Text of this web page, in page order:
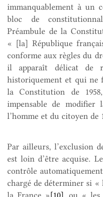
immanquablement à un
bloc de
Préambule de la
« [la] République
conforme aux règles du
il apparaît délicat de
historiquement et qui ne
la Constitution de
impensable de modifier
l’homme et du citoyen de
Par ailleurs, l’exclusion
est loin d’être acquise.
contrôle
chargé de déterminer si
la France »[10], ou « les